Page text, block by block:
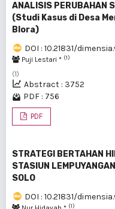
ANALISIS PERUBAHAN
(Studi Kasus di Desa
Blora)
DOI : 10.21831/
Puji Lestari * (1)
(1)
Abstract : 3752
PDF : 756
PDF
STRATEGI BERTAHAN
STASIUN
SOLO
DOI : 10.21831/
(1)